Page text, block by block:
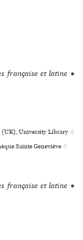
française et latine ●
(UK), University Library ♢
Sainte Geneviève ♢
française et latine ●